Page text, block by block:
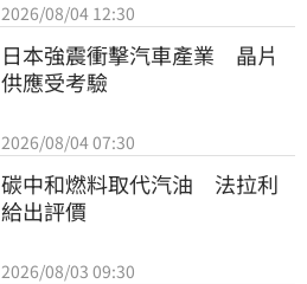
2026/08/04 12:30
日本強震衝擊汽車產業　晶片
供應受考驗
2026/08/04 07:30
碳中和燃料取代汽油　法拉利
給出評價
2026/08/03 09:30